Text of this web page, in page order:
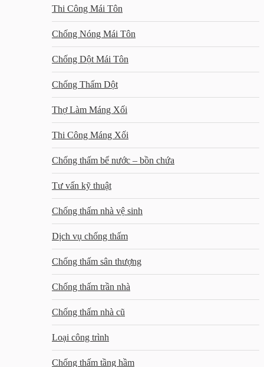
Thi Công Mái Tôn
Chống Nóng Mái Tôn
Chống Dột Mái Tôn
Chống Thấm Dột
Thợ Làm Máng Xối
Thi Công Máng Xối
Chống thấm bể nước – bồn chứa
Tư vấn kỹ thuật
Chống thấm nhà vệ sinh
Dịch vụ chống thấm
Chống thấm sân thượng
Chống thấm trần nhà
Chống thấm nhà cũ
Loại công trình
Chống thấm tầng hầm